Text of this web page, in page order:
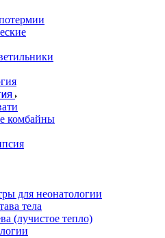
комбайны
для неонатологии
тела
(лучистое тепло)